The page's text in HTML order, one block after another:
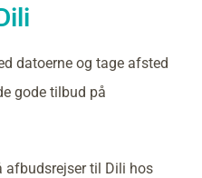
datoerne og tage afsted
gode tilbud på
afbudsrejser til Dili hos